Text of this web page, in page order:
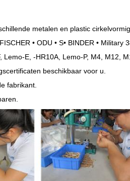
metalen en plastic
• ODU • S• BINDER • Military
E, -HR10A, Lemo-P, M4, M12,
beschikbaar voor u.
fabrikant.